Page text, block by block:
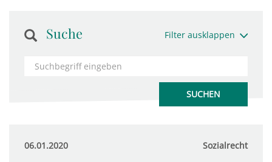
Suche Filter ausklappen
06.01.2020 Sozialrecht